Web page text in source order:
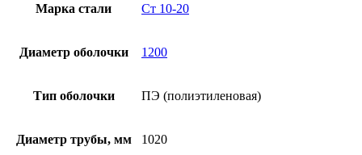
Марка стали Ст 10-20
Диаметр оболочки 1200
Тип оболочки ПЭ (полиэтиленовая)
Диаметр трубы, мм 1020